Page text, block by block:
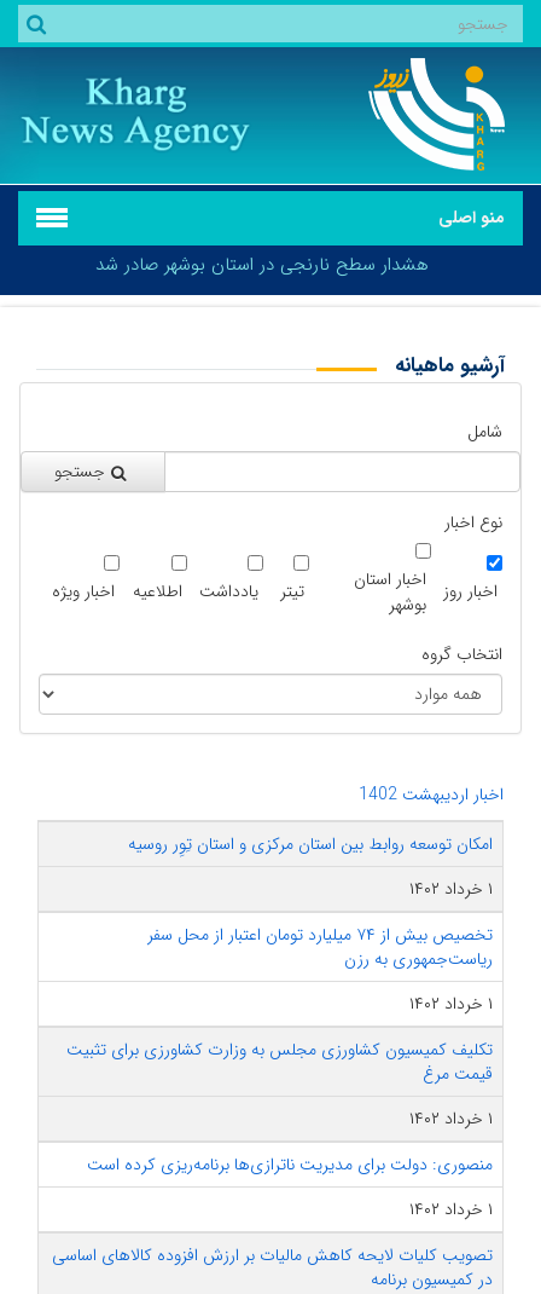
منو اصلی
هشدار سطح نارنجی در استان بوشهر صادر شد
آرشیو ماهیانه
شامل
جستجو
نوع اخبار
اخبار روز
اخبار استان
بوشهر
تیتر یادداشت اطلاعیه اخبار ویژه
انتخاب گروه
اخبار اردیبهشت 1402
امکان توسعه روابط بین استان مرکزی و استان تِوِر روسیه
۱ خرداد ۱۴۰۲
تخصیص بیش از ۷۴ میلیارد تومان اعتبار از محل سفر
ریاست‌جمهوری به رزن
۱ خرداد ۱۴۰۲
تکلیف کمیسیون کشاورزی مجلس به وزارت کشاورزی برای تثبیت
قیمت مرغ
۱ خرداد ۱۴۰۲
منصوری: دولت برای مدیریت ناترازی‌ها برنامه‌ریزی کرده است
۱ خرداد ۱۴۰۲
تصویب کلیات لایحه کاهش مالیات بر ارزش افزوده کالاهای اساسی
در کمیسیون برنامه